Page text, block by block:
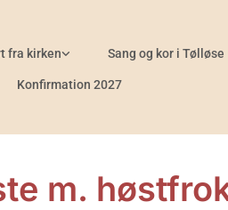
fra kirken Sang og kor i Tølløse
Konfirmation 2027
m.